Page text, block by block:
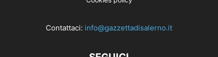
Contattaci: info@gazzettadisalerno.it